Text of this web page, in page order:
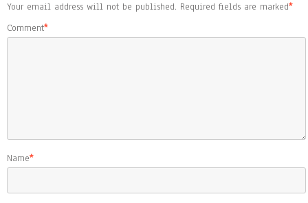
Your email address will not be published. Required fields are marked*
Comment*
Name*